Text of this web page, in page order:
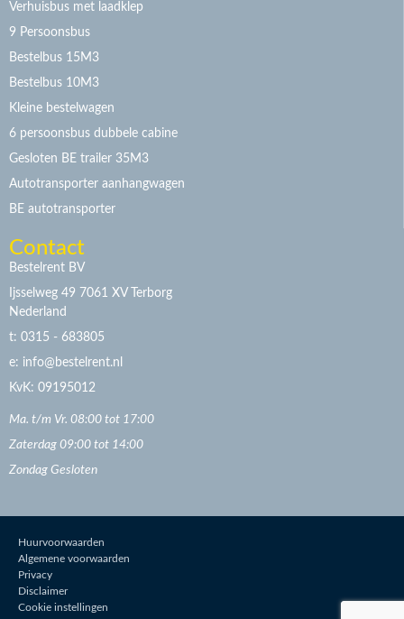
Verhuisbus met laadklep
9 Persoonsbus
Bestelbus 15M3
Bestelbus 10M3
Kleine bestelwagen
6 persoonsbus dubbele cabine
Gesloten BE trailer 35M3
Autotransporter aanhangwagen
BE autotransporter
Contact
Bestelrent BV
Ijsselweg 49 7061 XV Terborg
Nederland
t: 0315 - 683805
e: info@bestelrent.nl
KvK: 09195012
Ma. t/m Vr. 08:00 tot 17:00
Zaterdag 09:00 tot 14:00
Zondag Gesloten
Huurvoorwaarden
Algemene voorwaarden
Privacy
Disclaimer
Cookie instellingen